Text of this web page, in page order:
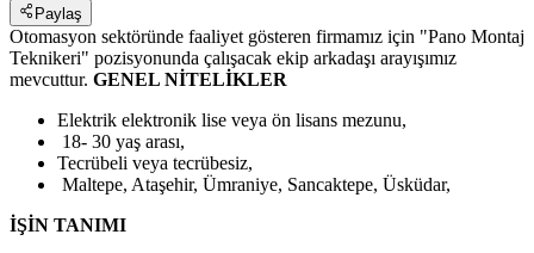
Paylaş
Otomasyon sektöründe faaliyet gösteren firmamız için "Pano Montaj
Teknikeri" pozisyonunda çalışacak ekip arkadaşı arayışımız
mevcuttur. GENEL NİTELİKLER
Elektrik elektronik lise veya ön lisans mezunu,
18- 30 yaş arası,
Tecrübeli veya tecrübesiz,
Maltepe, Ataşehir, Ümraniye, Sancaktepe, Üsküdar,
İŞİN TANIMI